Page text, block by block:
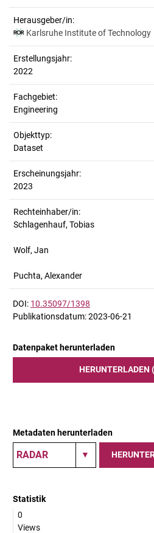
Herausgeber/in:
Karlsruhe Institute of Technology
Erstellungsjahr:
2022
Fachgebiet:
Engineering
Objekttyp:
Dataset
Erscheinungsjahr:
2023
Rechteinhaber/in:
Schlagenhauf, Tobias
Wolf, Jan
Puchta, Alexander
DOI: 10.35097/1398
Publikationsdatum: 2023-06-21
Datenpaket herunterladen
HERUNTERLADEN
Metadaten herunterladen
Statistik
0
Views